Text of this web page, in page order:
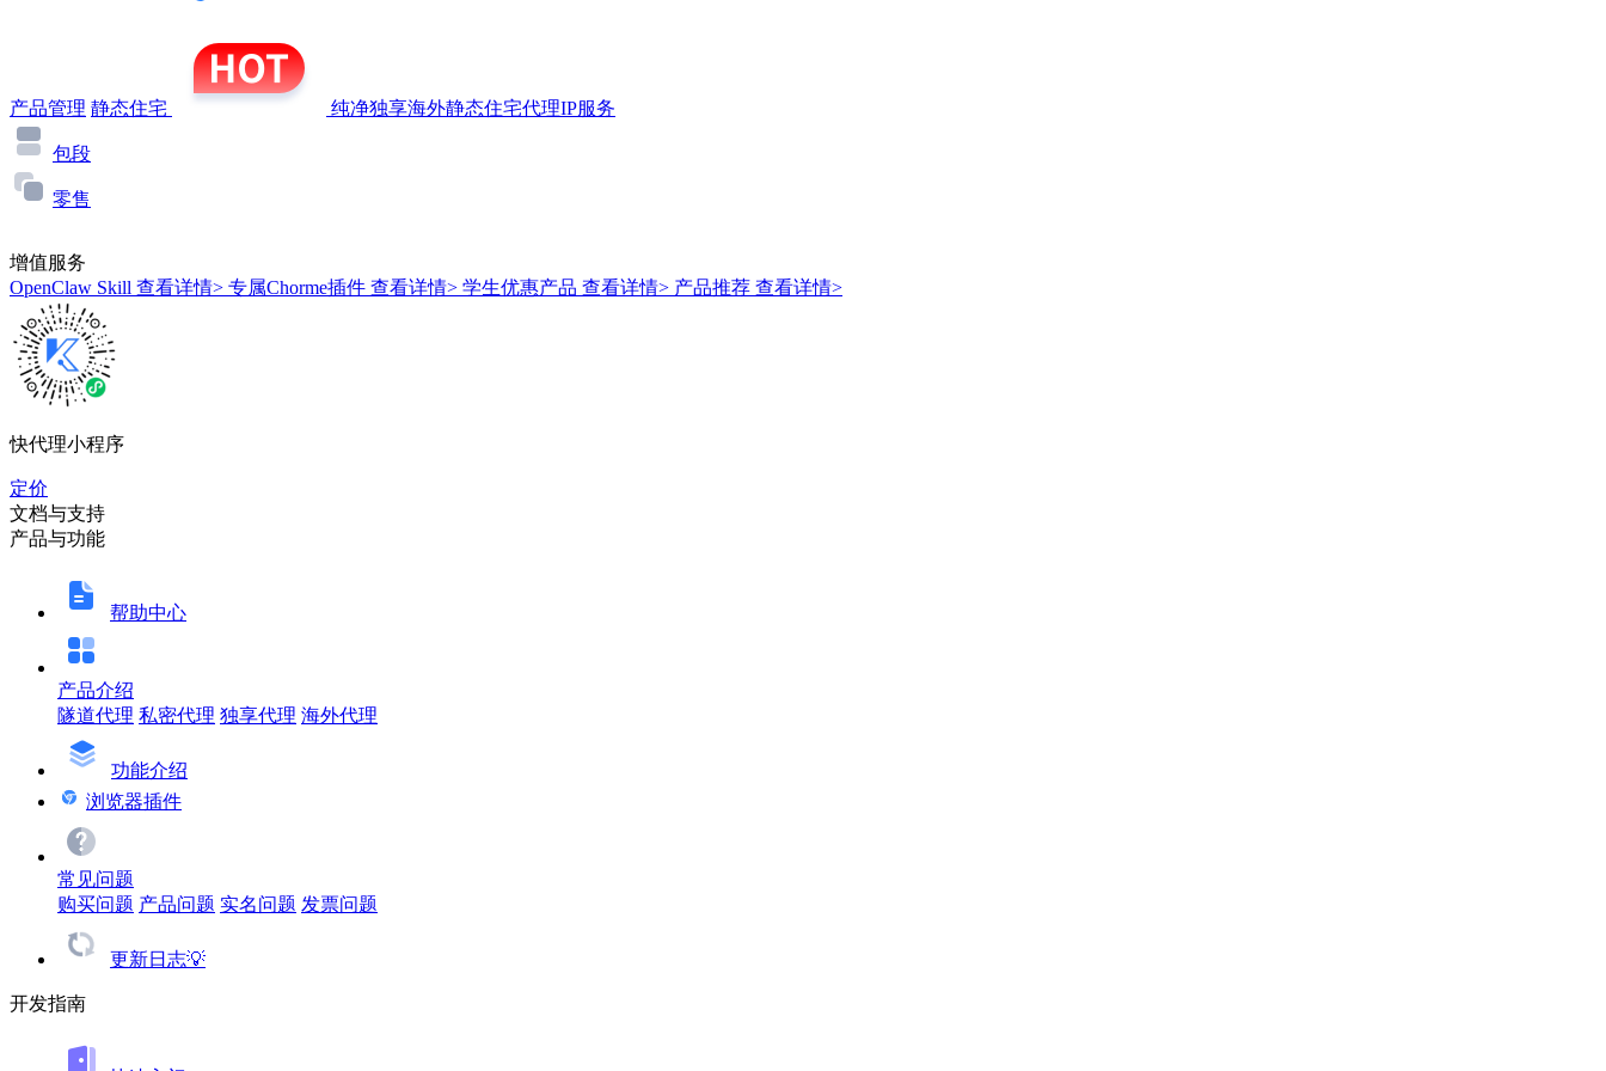
产品管理 静态住宅 纯净独享海外静态住宅代理IP服务
包段
零售
增值服务
OpenClaw Skill 查看详情> 专属Chorme插件 查看详情> 学生优惠产品 查看详情> 产品推荐 查看详情>
快代理小程序
定价
文档与支持
产品与功能
帮助中心
产品介绍
隧道代理 私密代理 独享代理 海外代理
功能介绍
浏览器插件
常见问题
购买问题 产品问题 实名问题 发票问题
更新日志💡
开发指南